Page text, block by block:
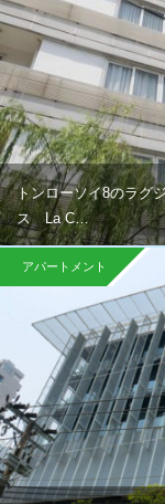
トンローソイ8のラグ
ス La C…
アパートメント